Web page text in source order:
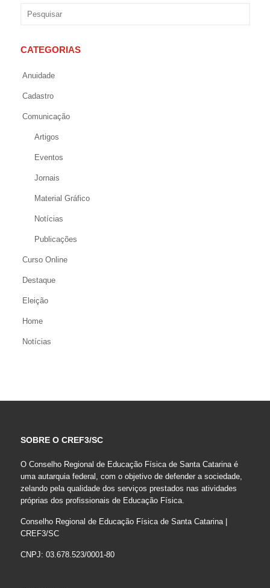
CATEGORIAS
Anuidade
Cadastro
Comunicação
Artigos
Eventos
Jornais
Material Gráfico
Notícias
Publicações
Curso Online
Destaque
Eleição
Home
Notícias
SOBRE O CREF3/SC
O Conselho Regional de Educação Física de Santa Catarina é
uma autarquia federal, com o objetivo de defender a sociedade,
zelando pela qualidade dos serviços prestados nas atividades
próprias dos profissionais de Educação Física.
Conselho Regional de Educação Física de Santa Catarina |
CREF3/SC
CNPJ: 03.678.523/0001-80